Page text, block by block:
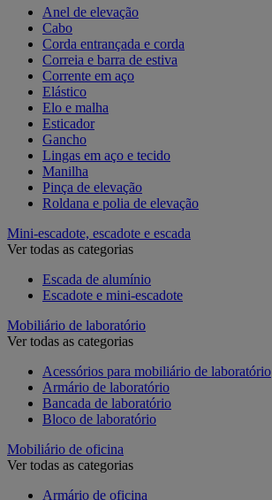
Anel de elevação
Cabo
Corda entrançada e corda
Correia e barra de estiva
Corrente em aço
Elástico
Elo e malha
Esticador
Gancho
Lingas em aço e tecido
Manilha
Pinça de elevação
Roldana e polia de elevação
Mini-escadote, escadote e escada
Ver todas as categorias
Escada de alumínio
Escadote e mini-escadote
Mobiliário de laboratório
Ver todas as categorias
Acessórios para mobiliário de laboratório
Armário de laboratório
Bancada de laboratório
Bloco de laboratório
Mobiliário de oficina
Ver todas as categorias
Armário de oficina